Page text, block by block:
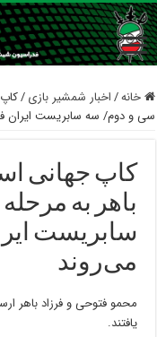
خانه/اخبار شمشیر بازی /
سی و دوم/ سه سابریست ایران
کاپ جهانی
باهر به
سابریست
می‌روند
یافتند.